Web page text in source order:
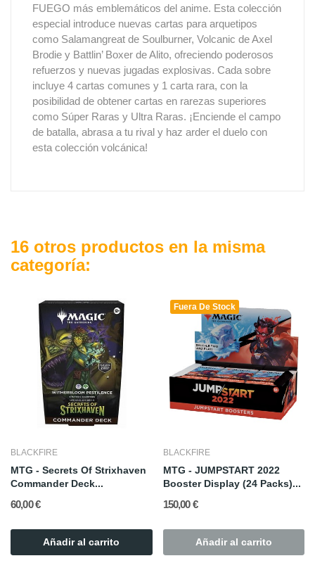
FUEGO más emblemáticos del anime. Esta colección
especial introduce nuevas cartas para arquetipos
como Salamangreat de Soulburner, Volcanic de Axel
Brodie y Battlin’ Boxer de Alito, ofreciendo poderosos
refuerzos y nuevas jugadas explosivas. Cada sobre
incluye 4 cartas comunes y 1 carta rara, con la
posibilidad de obtener cartas en rarezas superiores
como Súper Raras y Ultra Raras. ¡Enciende el campo
de batalla, abrasa a tu rival y haz arder el duelo con
esta colección volcánica!
16 otros productos en la misma
categoría:
BLACKFIRE
MTG - Secrets Of Strixhaven
Commander Deck...
60,00 €
Añadir al carrito
Fuera De Stock
BLACKFIRE
MTG - JUMPSTART 2022
Booster Display (24 Packs)...
150,00 €
Añadir al carrito